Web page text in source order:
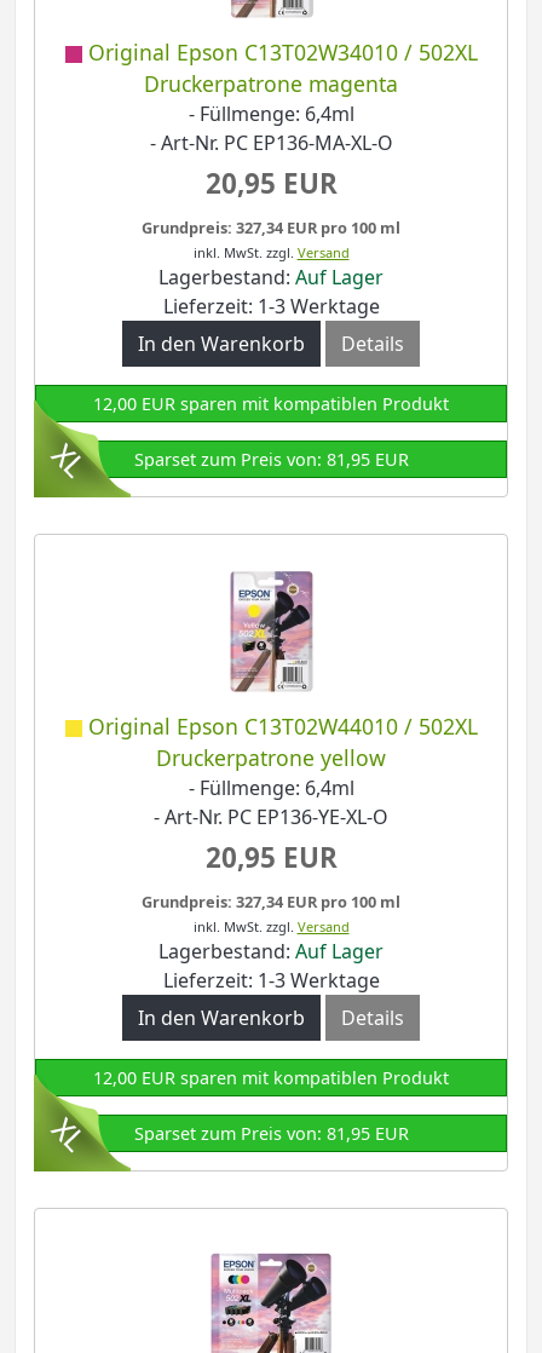
Original Epson C13T02W34010 / 502XL
Druckerpatrone magenta
- Füllmenge: 6,4ml
- Art-Nr. PC EP136-MA-XL-O
20,95 EUR
Grundpreis: 327,34 EUR pro 100 ml
inkl. MwSt. zzgl. Versand
Lagerbestand: Auf Lager
Lieferzeit: 1-3 Werktage
In den Warenkorb
Details
12,00 EUR sparen mit kompatiblen Produkt
Sparset zum Preis von: 81,95 EUR
Original Epson C13T02W44010 / 502XL
Druckerpatrone yellow
- Füllmenge: 6,4ml
- Art-Nr. PC EP136-YE-XL-O
20,95 EUR
Grundpreis: 327,34 EUR pro 100 ml
inkl. MwSt. zzgl. Versand
Lagerbestand: Auf Lager
Lieferzeit: 1-3 Werktage
In den Warenkorb
Details
12,00 EUR sparen mit kompatiblen Produkt
Sparset zum Preis von: 81,95 EUR